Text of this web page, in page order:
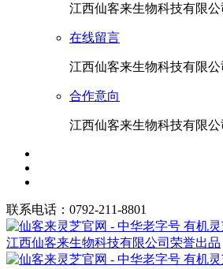
江西仙客来生物科技有限
在线留言
江西仙客来生物科技有限公
合作意向
江西仙客来生物科技有限公
联系电话：0792-211-8801